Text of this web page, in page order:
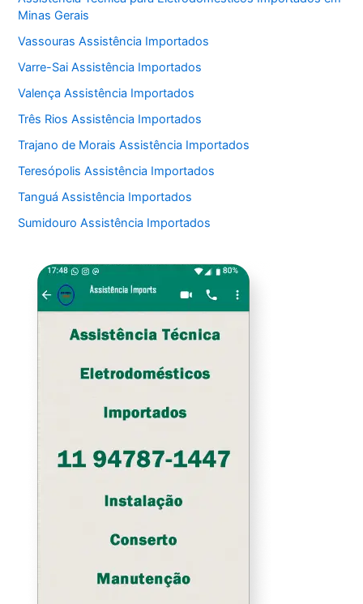
Minas Gerais
Vassouras Assistência Importados
Varre-Sai Assistência Importados
Valença Assistência Importados
Três Rios Assistência Importados
Trajano de Morais Assistência Importados
Teresópolis Assistência Importados
Tanguá Assistência Importados
Sumidouro Assistência Importados